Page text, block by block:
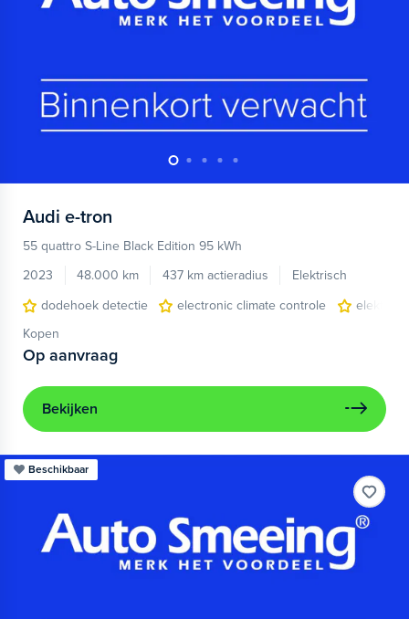
Audi e-tron
55 quattro S-Line Black Edition 95 kWh
2023
48.000 km 437 km actieradius
Elektrisch
dodehoek detectie
electronic climate controle
Kopen
Op aanvraag
Bekijken
Beschikbaar